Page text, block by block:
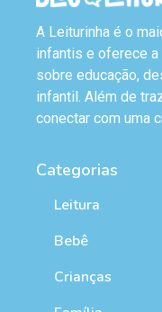
A Leiturinha é o
infantis e oferece
sobre educação,
infantil. Além de
conectar com uma
Categorias
Leitura
Bebê
Crianças